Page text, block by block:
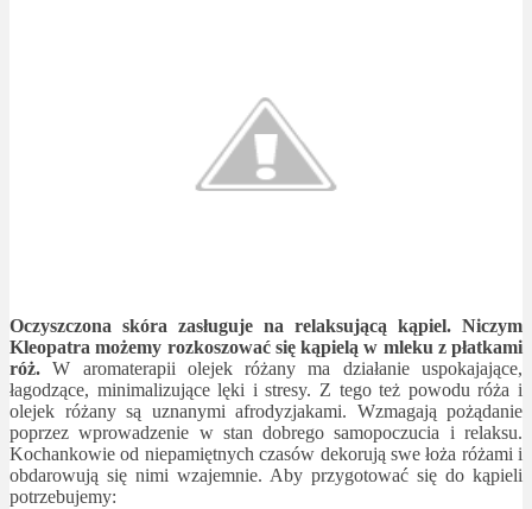
Oczyszczona skóra zasługuje na relaksującą kąpiel. Niczym
Kleopatra możemy rozkoszować się kąpielą w mleku z płatkami
róż.W aromaterapii olejek różany ma działanie uspokajające,
łagodzące, minimalizujące lęki i stresy. Z tego też powodu róża i
olejek różany są uznanymi afrodyzjakami. Wzmagają pożądanie
poprzez wprowadzenie w stan dobrego samopoczucia i relaksu.
Kochankowie od niepamiętnych czasów dekorują swe łoża różami i
obdarowują się nimi wzajemnie. Aby przygotować się do kąpieli
potrzebujemy: